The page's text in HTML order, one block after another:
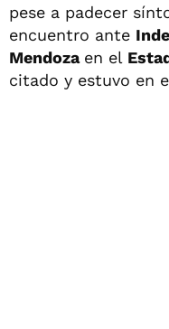
pese a padecer
encuentro ante
Mendoza en el
citado y estuvo en